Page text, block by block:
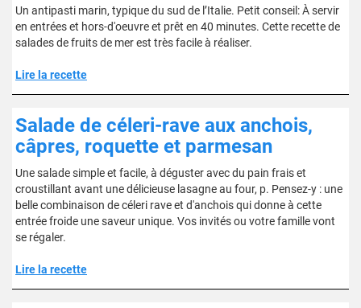
Un antipasti marin, typique du sud de l’Italie. Petit conseil: À servir
en entrées et hors-d'oeuvre et prêt en 40 minutes. Cette recette de
salades de fruits de mer est très facile à réaliser.
Lire la recette
Salade de céleri-rave aux anchois,
câpres, roquette et parmesan
Une salade simple et facile, à déguster avec du pain frais et
croustillant avant une délicieuse lasagne au four, p. Pensez-y : une
belle combinaison de céleri rave et d'anchois qui donne à cette
entrée froide une saveur unique. Vos invités ou votre famille vont
se régaler.
Lire la recette